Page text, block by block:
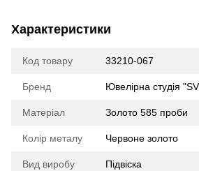
Характеристики
Код товару 33210-067
Бренд Ювелірна студія
Матеріал Золото 585 проби
Колір металу Червоне золото
Вид виробу Підвіска